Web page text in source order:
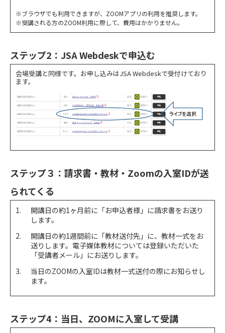
※ブラウザでも利用できますが、ZOOMアプリの利用を推奨します。
※受講される方のZOOM利用に際して、費用はかかりません。
ステップ2：JSA Webdeskで申込む
会場受講と同様です。お申し込みはJSA Webdeskで受付けており
ます。
ステップ３：請求書・教材・Zoomの入室IDが送
られてくる
開講日の約1ヶ月前に「お申込者様」に請求書をお送り
します。
開講日の約1週間前に「教材送付先」に、教材一式をお
送りします。電子媒体教材については登録いただいた
「受講者メール」にお送りします。
当日のZOOMの入室IDは教材一式送付の際にお知らせし
ます。
ステップ4：当日、ZOOMに入室して受講